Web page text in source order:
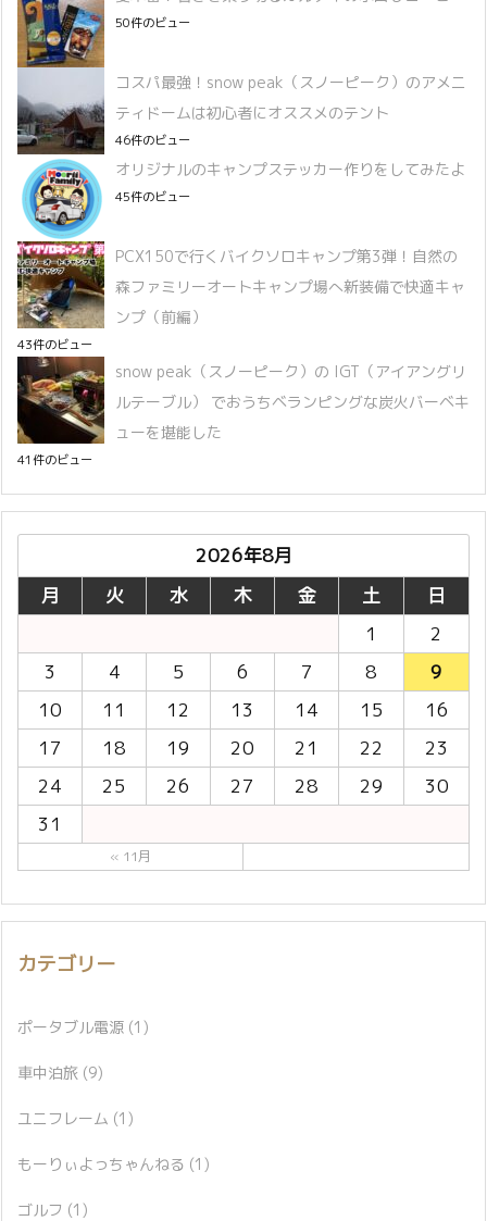
50件のビュー
コスパ最強！snow peak（スノーピーク）のアメニ
ティドームは初心者にオススメのテント
46件のビュー
オリジナルのキャンプステッカー作りをしてみたよ
45件のビュー
PCX150で行くバイクソロキャンプ第3弾！自然の
森ファミリーオートキャンプ場へ新装備で快適キャ
ンプ（前編）
43件のビュー
snow peak（スノーピーク）の IGT（アイアングリ
ルテーブル） でおうちベランピングな炭火バーベキ
ューを堪能した
41件のビュー
2026年8月
月
火 水 木 金 土
日
1
2
3
4 5 6 7 8
9
10
11 12 13 14 15
16
17
18 19 20 21 22
23
24
25 26 27 28 29
30
31
« 11月
カテゴリー
ポータブル電源 (1)
車中泊旅 (9)
ユニフレーム (1)
もーりぃよっちゃんねる (1)
ゴルフ (1)